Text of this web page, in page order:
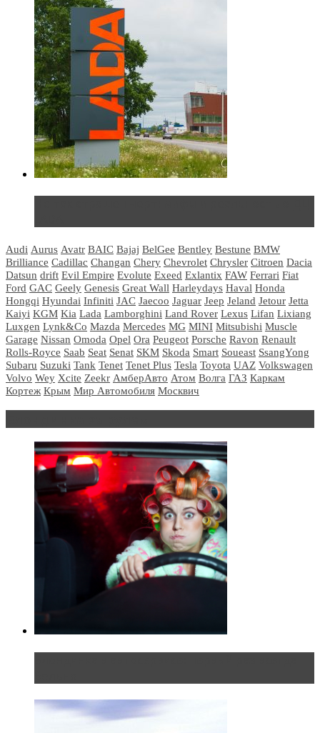
Audi Aurus Avatr BAIC Bajaj BelGee Bentley Bestune BMW
Brilliance Cadillac Changan Chery Chevrolet Chrysler Citroen Dacia
Datsun drift Evil Empire Evolute Exeed Exlantix FAW Ferrari Fiat
Ford GAC Geely Genesis Great Wall Harleydays Haval Honda
Hongqi Hyundai Infiniti JAC Jaecoo Jaguar Jeep Jeland Jetour Jetta
Kaiyi KGM Kia Lada Lamborghini Land Rover Lexus Lifan Lixiang
Luxgen Lynk&Co Mazda Mercedes MG MINI Mitsubishi Muscle
Garage Nissan Omoda Opel Ora Peugeot Porsche Ravon Renault
Rolls-Royce Saab Seat Senat SKM Skoda Smart Soueast SsangYong
Subaru Suzuki Tank Tenet Tenet Plus Tesla Toyota UAZ Volkswagen
Volvo Wey Xcite Zeekr АмберАвто Атом Волга ГАЗ Каркам
Кортеж Крым Мир Автомобиля Москвич